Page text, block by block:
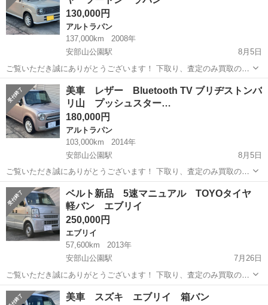
130,000円
アルトラパン
137,000km
2008年
安部山公園駅
8月5日
ご覧いただき誠にありがとうございます！ 下取り、査定のみ買取のみ
も大歓迎です♩ クレジット決済も対応しております！ 掲載は随時更新
しております！ 是非他の車両もご覧ください♩ ✔︎美車 ✔︎自動車税、リ
サイクル料金等込み...
福岡 北九州市 安部山公園駅
美車 レザー Bluetooth TV ブリヂストンバ
リ山 プッシュスター…
180,000円
アルトラパン
103,000km
2014年
安部山公園駅
8月5日
ご覧いただき誠にありがとうございます！ 下取り、査定のみ買取のみ
も大歓迎です♩ クレジット決済も対応しております！ 掲載は随時更新
しております！ 是非他の車両もご覧ください♩ ✔︎美車 ✔︎自動車税、リ
サイクル料金等込み...
福岡 北九州市 安部山公園駅 アルトラパン
ベルト新品 5速マニュアル TOYOタイヤ
軽バン エブリイ
250,000円
エブリイ
57,600km
2013年
安部山公園駅
7月26日
ご覧いただき誠にありがとうございます！ 下取り、査定のみ買取のみ
も大歓迎です♩ クレジット決済も対応しております！ 掲載は随時更新
しております！ 是非他の車両もご覧ください♩ ✔︎自動車税、リサイク
福岡 北九州市 安部山公園駅 エブリイ
美車 スズキ エブリイ 箱バン